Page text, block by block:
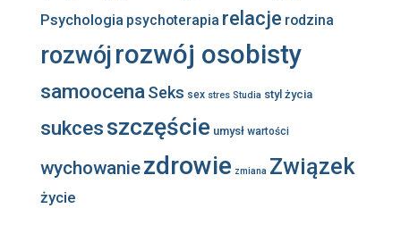
Psychologia psychoterapia relacje rodzina
rozwójrozwój osobisty
samoocenaSeks sex stres Studia styl życia
sukcesszczęście umysł wartości
wychowaniezdrowie zmiana Związek
życie